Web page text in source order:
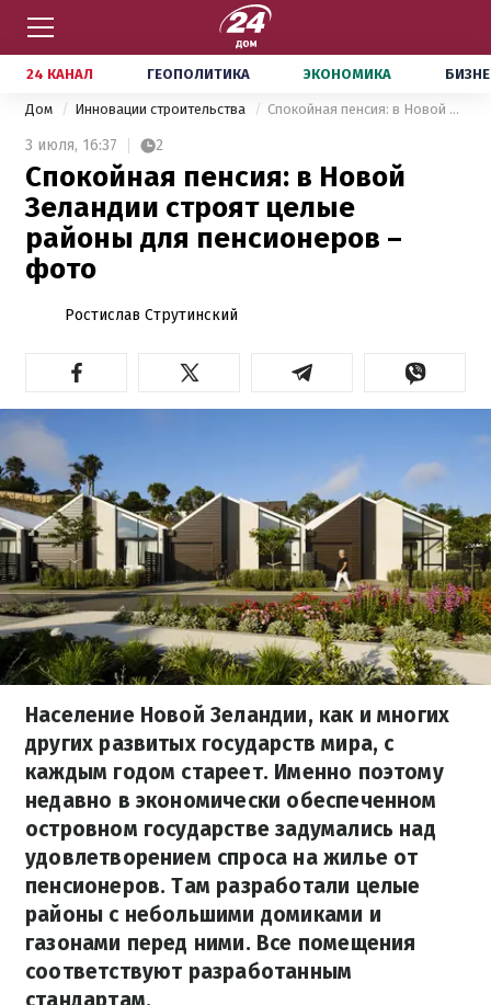
24 КАНАЛ ГЕОПОЛИТИКА ЭКОНОМИКА
Дом Инновации строительства Спокойная пенсия: в Новой Зеландии строят целые районы для пенсионеров – фото
3 июля, 16:37 2
Спокойная пенсия: в Новой
Зеландии строят целые
районы для пенсионеров –
фото
Ростислав Струтинский
Население Новой Зеландии, как и многих
других развитых государств мира, с
каждым годом стареет. Именно поэтому
недавно в экономически обеспеченном
островном государстве задумались над
удовлетворением спроса на жилье от
пенсионеров. Там разработали целые
районы с небольшими домиками и
газонами перед ними. Все помещения
соответствуют разработанным